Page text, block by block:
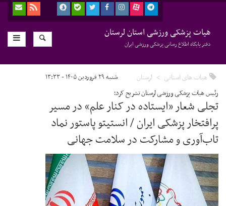
هیات پزشکی ورزشی استان لرستان
دفتر پایگاه اطلاع رسانی پزشکی ورزشی ایران
هیات های استانی لرستان شنبه ۲۹ فروردین ۱۴۰۵ - ۱۳:۳۳
رئیس هیات پزشکی ورزشی لرستان تشریح کرد؛
تجلی شعار «ایستاده در کنار علم» در مسیر
پرافتخار پزشکی ایران / انستیتو پاستور نماد
تاب‌آوری و مشارکت در سلامت جهانی